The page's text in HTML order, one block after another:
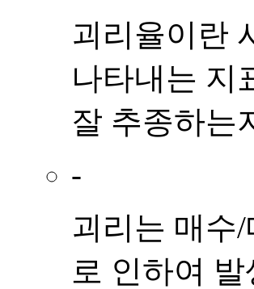
괴리율이란
나타내는 지
잘 추종하는
-
괴리는 매수
로 인하여